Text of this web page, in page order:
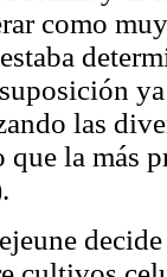
como
las
que la más